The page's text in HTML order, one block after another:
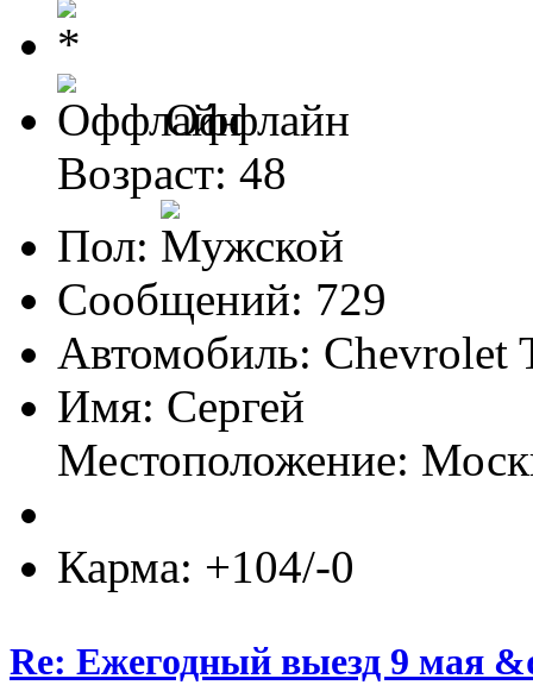
Оффлайн
Возраст: 48
Пол:
Сообщений: 729
Автомобиль: Chevrolet
Имя: Сергей
Местоположение:
Карма: +104/-0
Re: Ежегодный выезд 9 мая